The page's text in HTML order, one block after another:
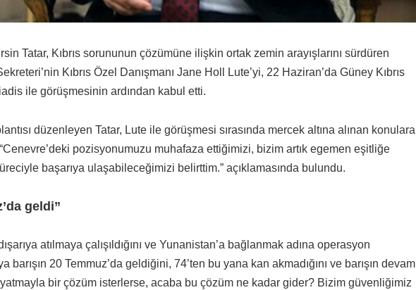
Tatar, Kıbrıs sorununun çözümüne ilişkin ortak zemin arayışlarını sürdüren
Kıbrıs Özel Danışmanı Jane Holl Lute’yi, 22 Haziran’da Güney Kıbrıs
ile görüşmesinin ardından kabul etti.
düzenleyen Tatar, Lute ile görüşmesi sırasında mercek altına alınan konulara
pozisyonumuzu muhafaza ettiğimizi, bizim artık egemen eşitliğe
başarıya ulaşabileceğimizi belirttim.” açıklamasında bulundu.
geldi”
atılmaya çalışıldığını ve Yunanistan’a bağlanmak adına operasyon
barışın 20 Temmuz’da geldiğini, 74’ten bu yana kan akmadığını ve barışın devam
bir çözüm isterlerse, acaba bu çözüm ne kadar gider? Bizim güvenliğimiz